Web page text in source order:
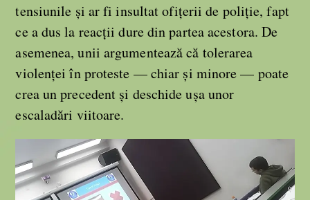
tensiunile și ar fi insultat ofițerii de poliție, fapt
ce a dus la reacții dure din partea acestora. De
asemenea, unii argumentează că tolerarea
violenței în proteste — chiar și minore — poate
crea un precedent și deschide ușa unor
escaladări viitoare.